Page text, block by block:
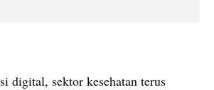
digital, sektor kesehatan terus